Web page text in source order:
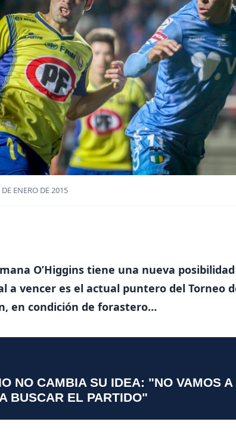
DE ENERO DE 2015
O’Higgins tiene una nueva
a vencer es el actual puntero del Torneo
en condición de forastero…
NO CAMBIA SU IDEA: "NO VAMOS
BUSCAR EL PARTIDO"